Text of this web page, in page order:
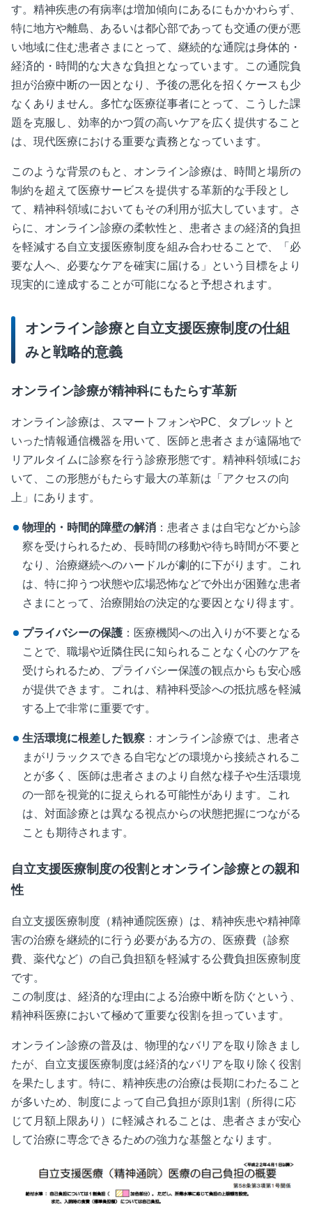
す。精神疾患の有病率は増加傾向にあるにもかかわらず、
特に地方や離島、あるいは都心部であっても交通の便が悪
い地域に住む患者さまにとって、継続的な通院は身体的・
経済的・時間的な大きな負担となっています。この通院負
担が治療中断の一因となり、予後の悪化を招くケースも少
なくありません。多忙な医療従事者にとって、こうした課
題を克服し、効率的かつ質の高いケアを広く提供すること
は、現代医療における重要な責務となっています。
このような背景のもと、オンライン診療は、時間と場所の
制約を超えて医療サービスを提供する革新的な手段とし
て、精神科領域においてもその利用が拡大しています。さ
らに、オンライン診療の柔軟性と、患者さまの経済的負担
を軽減する自立支援医療制度を組み合わせることで、「必
要な人へ、必要なケアを確実に届ける」という目標をより
現実的に達成することが可能になると予想されます。
オンライン診療と自立支援医療制度の仕組
みと戦略的意義
オンライン診療が精神科にもたらす革新
オンライン診療は、スマートフォンやPC 、タブレットと
いった情報通信機器を用いて、医師と患者さまが遠隔地で
リアルタイムに診察を行う診療形態です。精神科領域にお
いて、この形態がもたらす最大の革新は「アクセスの向
上」にあります。
物理的・時間的障壁の解消 ：患者さまは自宅などから診
察を受けられるため、長時間の移動や待ち時間が不要と
なり、治療継続へのハードルが劇的に下がります。これ
は、特に抑うつ状態や広場恐怖などで外出が困難な患者
さまにとって、治療開始の決定的な要因となり得ます。
プライバシーの保護 ：医療機関への出入りが不要となる
ことで、職場や近隣住民に知られることなく心のケアを
受けられるため、プライバシー保護の観点からも安心感
が提供できます。これは、精神科受診への抵抗感を軽減
する上で非常に重要です。
生活環境に根差した観察 ：オンライン診療では、患者さ
まがリラックスできる自宅などの環境から接続されるこ
とが多く、医師は患者さまのより自然な様子や生活環境
の一部を視覚的に捉えられる可能性があります。これ
は、対面診療とは異なる視点からの状態把握につながる
ことも期待されます。
自立支援医療制度の役割とオンライン診療との親和
性
自立支援医療制度（精神通院医療）は、精神疾患や精神障
害の治療を継続的に行う必要がある方の、医療費（診察
費、薬代など）の自己負担額を軽減する公費負担医療制度
です。
この制度は、経済的な理由による治療中断を防ぐという、
精神科医療において極めて重要な役割を担っています。
オンライン診療の普及は、物理的なバリアを取り除きまし
たが、自立支援医療制度は経済的なバリアを取り除く役割
を果たします。特に、精神疾患の治療は長期にわたること
が多いため、制度によって自己負担が原則 1割（所得に応
じて月額上限あり）に軽減されることは、患者さまが安心
して治療に専念できるための強力な基盤となります。